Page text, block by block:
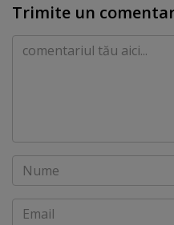
Trimite un
Comentariu
Nume
Email